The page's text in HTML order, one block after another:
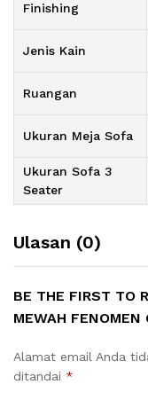
Finishing
Jenis Kain
Ruangan
Ukuran Meja Sofa
Ukuran Sofa 3
Seater
Ulasan (0)
BE THE FIRST TO
MEWAH
Alamat email Anda
ditandai *